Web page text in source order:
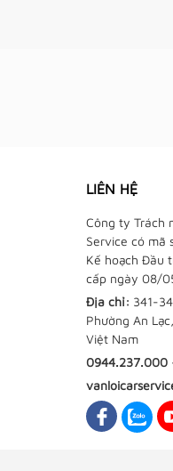
LIÊN HỆ
Công ty Trách
Service có mã
Kế hoạch Đầu
cấp ngày 08/
Địa chỉ: 341-
Phường An
Việt Nam
0944.237.000